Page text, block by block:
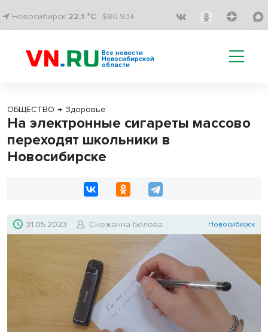
Новосибирск 22.1 °C $80.93↓
Все новости
Новосибирской
области
ОБЩЕСТВО → Здоровье
На электронные сигареты массово
переходят школьники в
Новосибирске
31.05.2023 Снежанна Белова Новосибирск